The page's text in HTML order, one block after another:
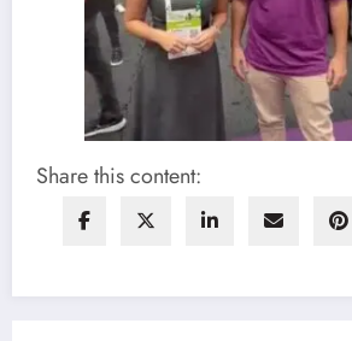
Share this content: